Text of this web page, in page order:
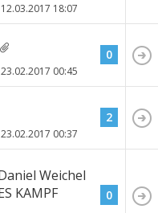
12.03.2017 18:07
23.02.2017 00:45
0
23.02.2017 00:37
2
Weichel
KAMPF
0